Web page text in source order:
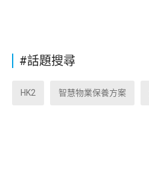
#話題搜尋
HK2 智慧物業保養方案